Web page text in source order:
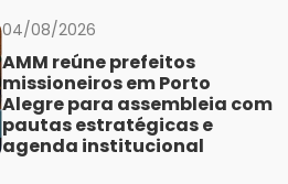
04/08/2026
AMM reúne prefeitos
missioneiros em Porto
Alegre para assembleia com
pautas estratégicas e
agenda institucional